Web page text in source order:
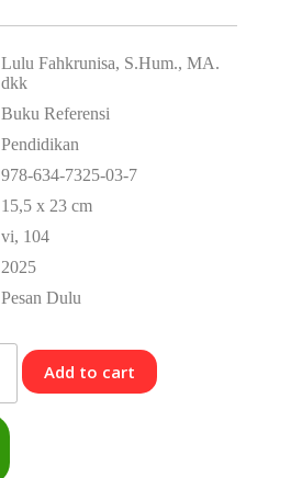
Lulu Fahkrunisa, S.Hum., MA.
dkk
Buku Referensi
Pendidikan
978-634-7325-03-7
15,5 x 23 cm
vi, 104
2025
Pesan Dulu
Add to cart